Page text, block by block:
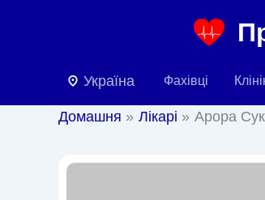
Україна Фахівці
Домашня Лікарі Арора